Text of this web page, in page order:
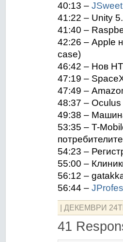
40:13 – JSweet
41:22 – Unity
41:40 –
42:26 – Apple
case)
46:42 – Нов
47:19 –
47:49 –
48:37 – Oculus
49:38 –
53:35 – T-
54:23 –
55:00 –
56:12 –
56:44 –
| ДЕКЕМВРИ
41